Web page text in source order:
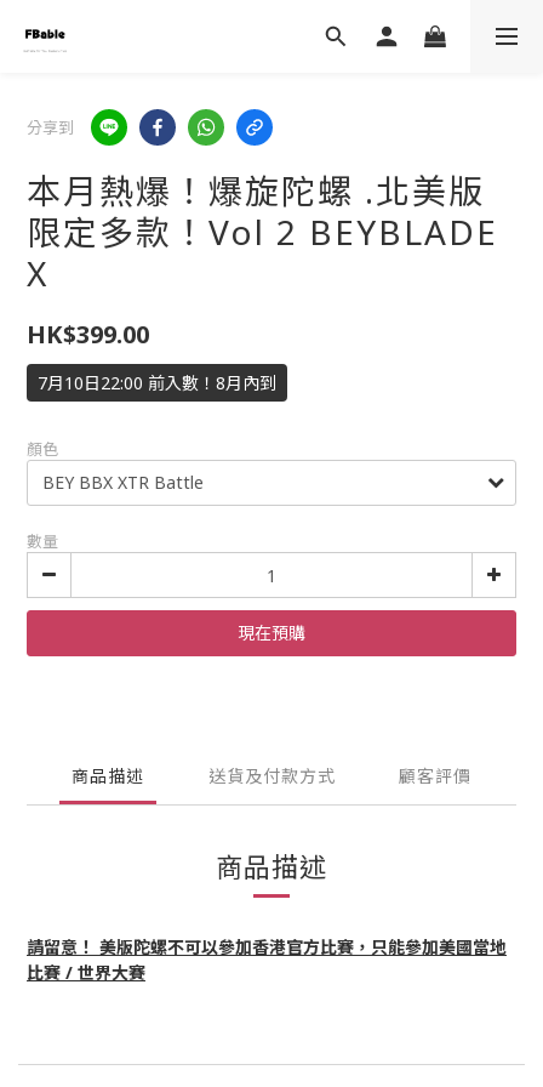
分享到
本月熱爆！爆旋陀螺 .北美版
限定多款！Vol 2 BEYBLADE
X
HK$399.00
7月10日22:00 前入數！8月內到
顏色
數量
現在預購
商品描述 送貨及付款方式 顧客評價
商品描述
請留意！ 美版陀螺不可以參加香港官方比賽，只能參加美國當地
比賽 / 世界大賽